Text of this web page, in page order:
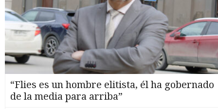
“Flies es un hombre elitista, él ha gobernado
de la media para arriba”